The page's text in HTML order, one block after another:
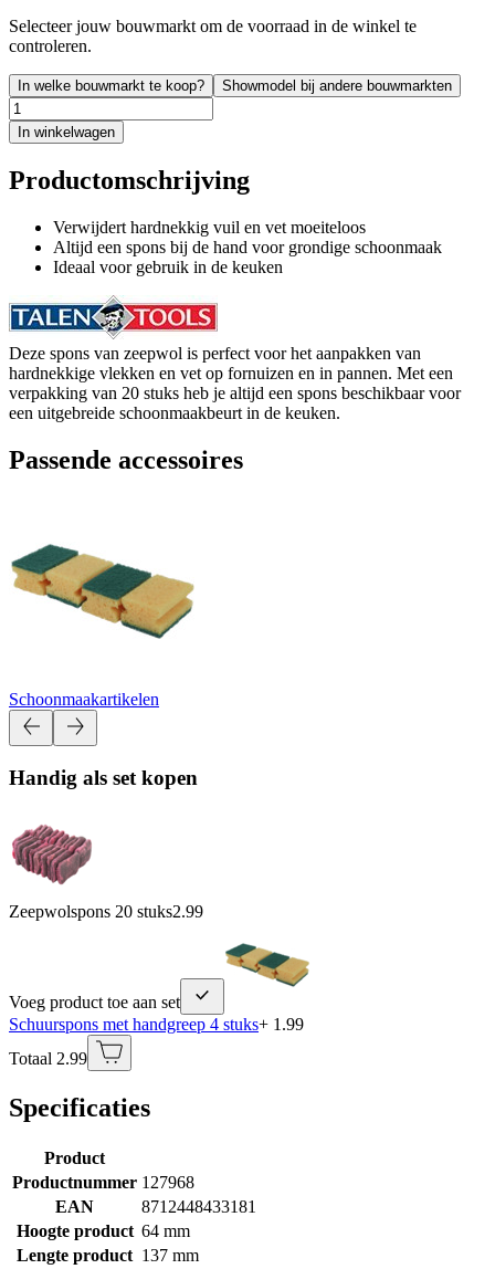
Selecteer jouw bouwmarkt om de voorraad in de winkel te
controleren.
In welke bouwmarkt te koop? Showmodel bij andere bouwmarkten
In winkelwagen
Productomschrijving
Verwijdert hardnekkig vuil en vet moeiteloos
Altijd een spons bij de hand voor grondige schoonmaak
Ideaal voor gebruik in de keuken
Deze spons van zeepwol is perfect voor het aanpakken van
hardnekkige vlekken en vet op fornuizen en in pannen. Met een
verpakking van 20 stuks heb je altijd een spons beschikbaar voor
een uitgebreide schoonmaakbeurt in de keuken.
Passende accessoires
Schoonmaakartikelen
Handig als set kopen
Zeepwolspons 20 stuks2.99
Voeg product toe aan set
Schuurspons met handgreep 4 stuks+ 1.99
Totaal 2.99
Specificaties
Product
Productnummer 127968
EAN
8712448433181
Hoogte product 64 mm
Lengte product 137 mm